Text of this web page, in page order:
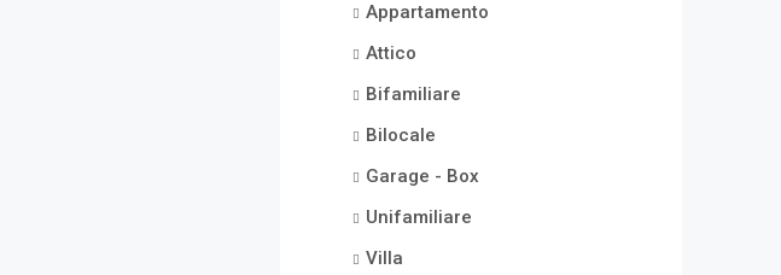
Appartamento
Attico
Bifamiliare
Bilocale
Garage - Box
Unifamiliare
Villa